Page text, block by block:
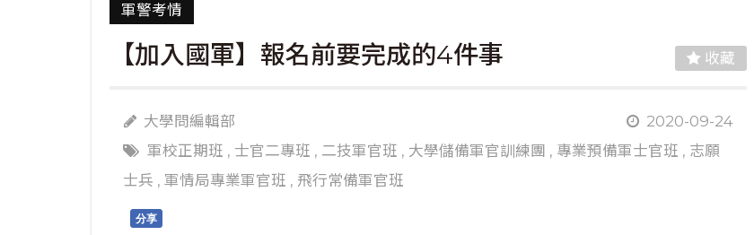
軍警考情
【加入國軍】報名前要完成的4件事 收藏
大學問編輯部
2020-09-24
軍校正期班 , 士官二專班 , 二技軍官班 , 大學儲備軍官訓練團 , 專業預備軍士官班 , 志願
士兵 , 軍情局專業軍官班 , 飛行常備軍官班
分享